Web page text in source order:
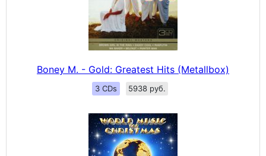
Boney M. - Gold: Greatest Hits (Metallbox)
3 CDs 5938 руб.